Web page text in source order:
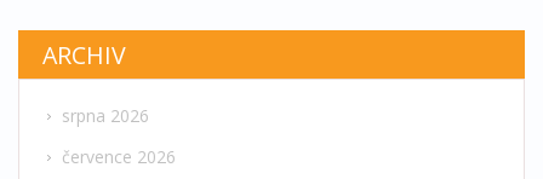
ARCHIV
srpna 2026
července 2026